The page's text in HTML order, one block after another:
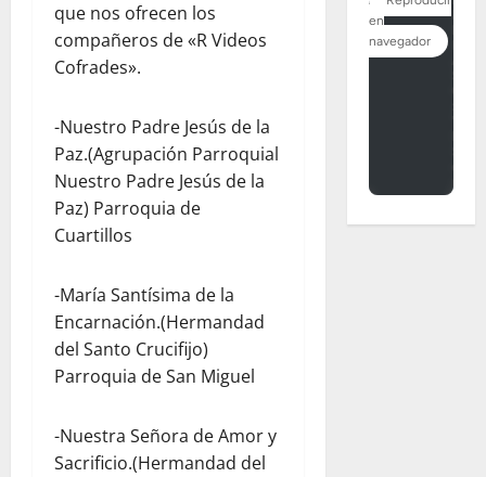
que nos ofrecen los
compañeros de «R Videos
Cofrades».
-Nuestro Padre Jesús de la
Paz.(Agrupación Parroquial
Nuestro Padre Jesús de la
Paz) Parroquia de
Cuartillos
-María Santísima de la
Encarnación.(Hermandad
del Santo Crucifijo)
Parroquia de San Miguel
-Nuestra Señora de Amor y
Sacrificio.(Hermandad del